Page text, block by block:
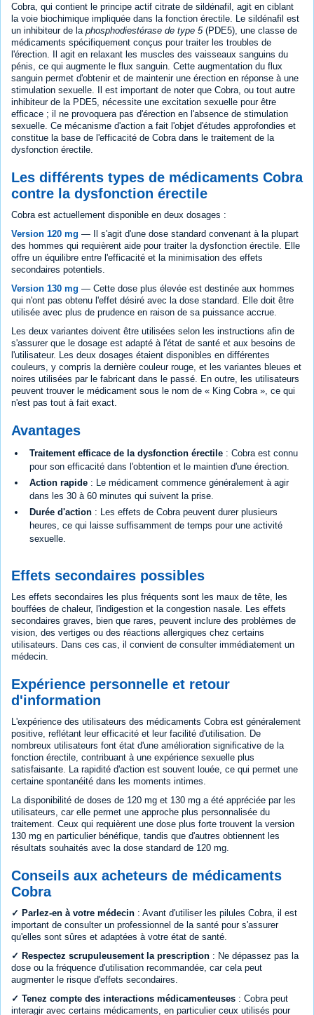
Cobra, qui contient le principe actif citrate de sildénafil, agit en ciblant
la voie biochimique impliquée dans la fonction érectile. Le sildénafil est
un inhibiteur de la phosphodiestérase de type 5(PDE5), une classe de
médicaments spécifiquement conçus pour traiter les troubles de
l'érection. Il agit en relaxant les muscles des vaisseaux sanguins du
pénis, ce qui augmente le flux sanguin. Cette augmentation du flux
sanguin permet d'obtenir et de maintenir une érection en réponse à une
stimulation sexuelle. Il est important de noter que Cobra, ou tout autre
inhibiteur de la PDE5, nécessite une excitation sexuelle pour être
efficace ; il ne provoquera pas d'érection en l'absence de stimulation
sexuelle. Ce mécanisme d'action a fait l'objet d'études approfondies et
constitue la base de l'efficacité de Cobra dans le traitement de la
dysfonction érectile.
Les différents types de médicaments Cobra
contre la dysfonction érectile
Cobra est actuellement disponible en deux dosages :
Version 120 mg — Il s'agit d'une dose standard convenant à la plupart
des hommes qui requièrent aide pour traiter la dysfonction érectile. Elle
offre un équilibre entre l'efficacité et la minimisation des effets
secondaires potentiels.
Version 130 mg — Cette dose plus élevée est destinée aux hommes
qui n'ont pas obtenu l'effet désiré avec la dose standard. Elle doit être
utilisée avec plus de prudence en raison de sa puissance accrue.
Les deux variantes doivent être utilisées selon les instructions afin de
s'assurer que le dosage est adapté à l'état de santé et aux besoins de
l'utilisateur. Les deux dosages étaient disponibles en différentes
couleurs, y compris la dernière couleur rouge, et les variantes bleues et
noires utilisées par le fabricant dans le passé. En outre, les utilisateurs
peuvent trouver le médicament sous le nom de « King Cobra », ce qui
n'est pas tout à fait exact.
Avantages
Traitement efficace de la dysfonction érectile : Cobra est connu
pour son efficacité dans l'obtention et le maintien d'une érection.
Action rapide : Le médicament commence généralement à agir
dans les 30 à 60 minutes qui suivent la prise.
Durée d'action : Les effets de Cobra peuvent durer plusieurs
heures, ce qui laisse suffisamment de temps pour une activité
sexuelle.
Effets secondaires possibles
Les effets secondaires les plus fréquents sont les maux de tête, les
bouffées de chaleur, l'indigestion et la congestion nasale. Les effets
secondaires graves, bien que rares, peuvent inclure des problèmes de
vision, des vertiges ou des réactions allergiques chez certains
utilisateurs. Dans ces cas, il convient de consulter immédiatement un
médecin.
Expérience personnelle et retour
d'information
L'expérience des utilisateurs des médicaments Cobra est généralement
positive, reflétant leur efficacité et leur facilité d'utilisation. De
nombreux utilisateurs font état d'une amélioration significative de la
fonction érectile, contribuant à une expérience sexuelle plus
satisfaisante. La rapidité d'action est souvent louée, ce qui permet une
certaine spontanéité dans les moments intimes.
La disponibilité de doses de 120 mg et 130 mg a été appréciée par les
utilisateurs, car elle permet une approche plus personnalisée du
traitement. Ceux qui requièrent une dose plus forte trouvent la version
130 mg en particulier bénéfique, tandis que d'autres obtiennent les
résultats souhaités avec la dose standard de 120 mg.
Conseils aux acheteurs de médicaments
Cobra
✓ Parlez-en à votre médecin : Avant d'utiliser les pilules Cobra, il est
important de consulter un professionnel de la santé pour s'assurer
qu'elles sont sûres et adaptées à votre état de santé.
✓ Respectez scrupuleusement la prescription : Ne dépassez pas la
dose ou la fréquence d'utilisation recommandée, car cela peut
augmenter le risque d'effets secondaires.
✓ Tenez compte des interactions médicamenteuses : Cobra peut
interagir avec certains médicaments, en particulier ceux utilisés pour